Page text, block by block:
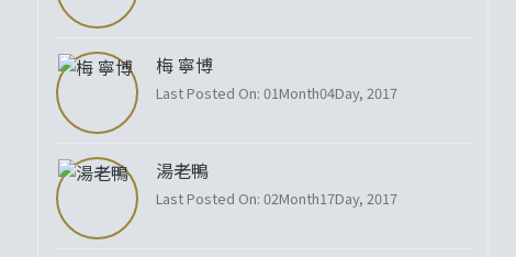
梅 寧博
Last Posted On: 01Month04Day, 2017
湯老鴨
Last Posted On: 02Month17Day, 2017